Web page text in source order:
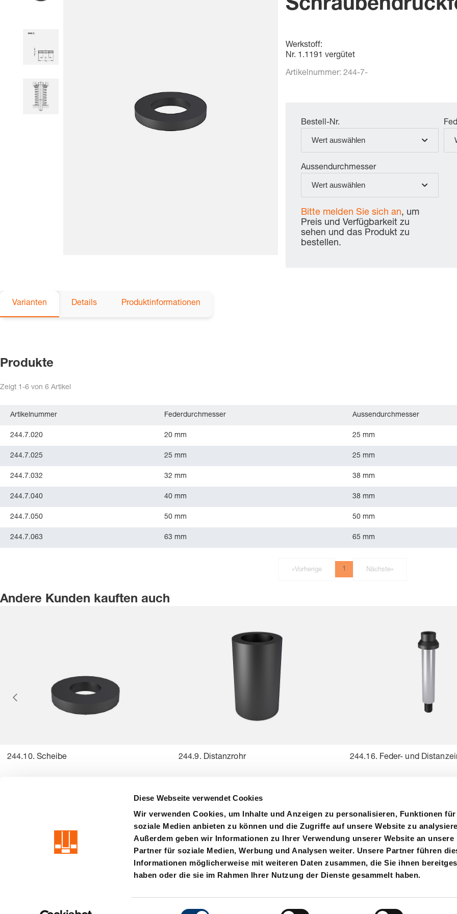
Diese Webseite verwendet Cookies
Wir verwenden Cookies, um Inhalte und Anzeigen zu personalisieren, Funktionen für
soziale Medien anbieten zu können und die Zugriffe auf unsere Website zu
Außerdem geben wir Informationen zu Ihrer Verwendung unserer Website an unsere
Partner für soziale Medien, Werbung und Analysen weiter. Unsere Partner führen
Informationen möglicherweise mit weiteren Daten zusammen, die Sie ihnen
haben oder die sie im Rahmen Ihrer Nutzung der Dienste gesammelt haben.
Werkstoff:
Nr. 1.1191 vergütet
Artikelnummer:244-7-
Bestell-Nr.
Wert auswählen
Aussendurchmesser
Wert auswählen
Bitte melden Sie sich an, um
Preis und Verfügbarkeit zu
sehen und das Produkt zu
bestellen.
Varianten Details Produktinformationen
Produkte
Zeigt 1-6 von 6 Artikel
Artikelnummer Federdurchmesser Aussendurchmesser
244.7.020 20 mm 25 mm
244.7.025 25 mm 25 mm
244.7.032 32 mm 38 mm
244.7.040 40 mm 38 mm
244.7.050 50 mm 50 mm
244.7.063 63 mm 65 mm
«Vorherige 1 Nächste»
Andere Kunden kauften auch
244.10. Scheibe 244.9. Distanzrohr 244.16. Feder- und
precision is our standard
AGB Haftung Hinweisgebersystem Zertifizierungen Einkauf Kontakt
Member of the LÄPPLE Group